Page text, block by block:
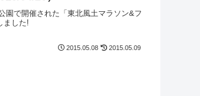
園で開催された「東北風土マラソン&フ
ました!
2015.05.08 2015.05.09